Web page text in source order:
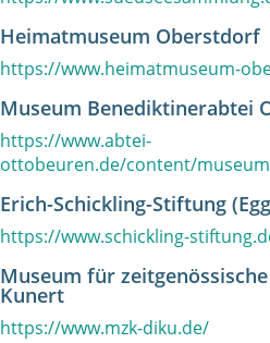
Heimatmuseum Oberstdorf
https://www.heimatmuseum-
Museum Benediktinerabtei
https://www.abtei-
ottobeuren.de/content/
Erich-Schickling-Stiftung
https://www.schickling-
Museum für
Kunert
https://www.mzk-diku.de/